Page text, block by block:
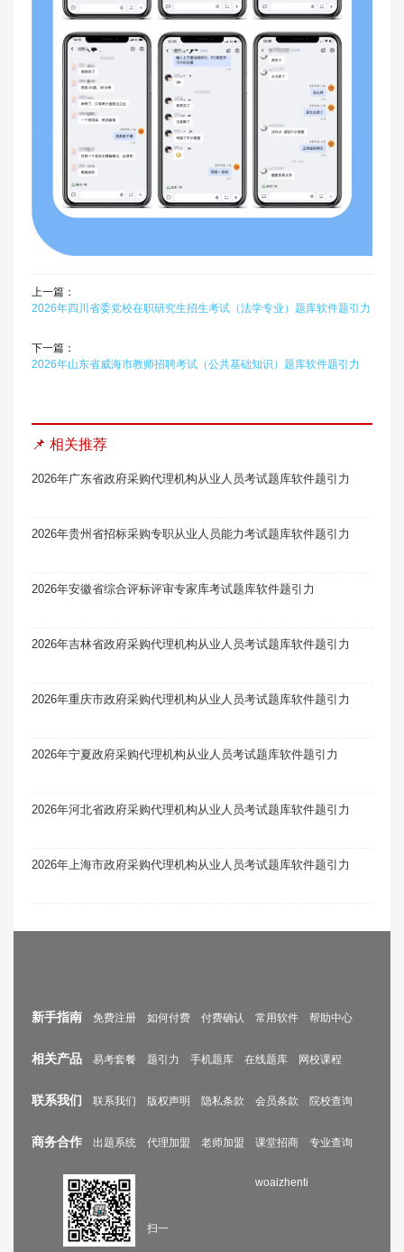
上一篇：
2026年四川省委党校在职研究生招生考试（法学专业）题库软件题引力
下一篇：
2026年山东省威海市教师招聘考试（公共基础知识）题库软件题引力
📌 相关推荐
2026年广东省政府采购代理机构从业人员考试题库软件题引力
2026年贵州省招标采购专职从业人员能力考试题库软件题引力
2026年安徽省综合评标评审专家库考试题库软件题引力
2026年吉林省政府采购代理机构从业人员考试题库软件题引力
2026年重庆市政府采购代理机构从业人员考试题库软件题引力
2026年宁夏政府采购代理机构从业人员考试题库软件题引力
2026年河北省政府采购代理机构从业人员考试题库软件题引力
2026年上海市政府采购代理机构从业人员考试题库软件题引力
新手指南 免费注册 如何付费 付费确认 常用软件 帮助中心
相关产品 易考套餐 题引力 手机题库 在线题库 网校课程
联系我们 联系我们 版权声明 隐私条款 会员条款 院校查询
商务合作 出题系统 代理加盟 老师加盟 课堂招商 专业查询
扫一
woaizhenti